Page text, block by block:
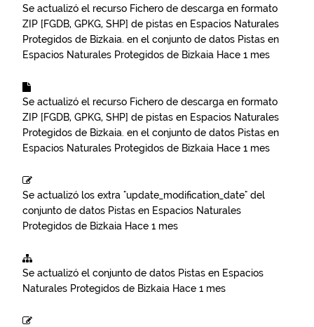
Se actualizó el recurso Fichero de descarga en formato
ZIP [FGDB, GPKG, SHP] de pistas en Espacios Naturales
Protegidos de Bizkaia. en el conjunto de datos Pistas en
Espacios Naturales Protegidos de Bizkaia Hace 1 mes
Se actualizó el recurso Fichero de descarga en formato
ZIP [FGDB, GPKG, SHP] de pistas en Espacios Naturales
Protegidos de Bizkaia. en el conjunto de datos Pistas en
Espacios Naturales Protegidos de Bizkaia Hace 1 mes
Se actualizó los extra "update_modification_date" del
conjunto de datos Pistas en Espacios Naturales
Protegidos de Bizkaia Hace 1 mes
Se actualizó el conjunto de datos Pistas en Espacios
Naturales Protegidos de Bizkaia Hace 1 mes